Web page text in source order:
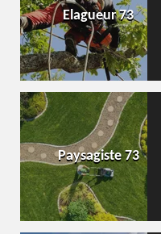
Elagueur 73
Paysagiste 73